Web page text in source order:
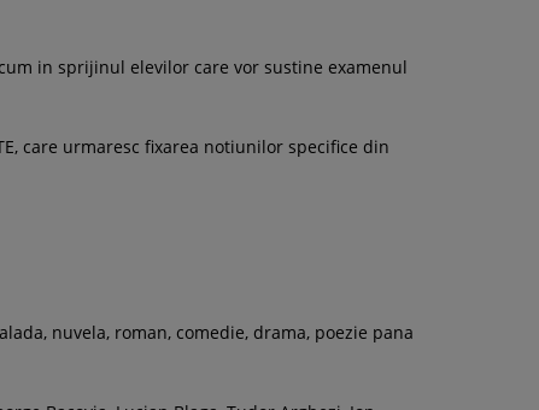
in sprijinul elevilor care vor sustine examenul
care urmaresc fixarea notiunilor specifice din
nuvela, roman, comedie, drama, poezie pana